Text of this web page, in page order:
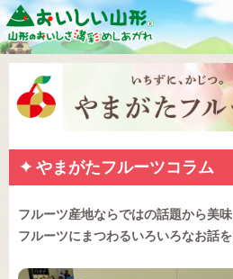
やまがたフルーツコラム
フルーツ産地ならではの話題から美
フルーツにまつわるいろいろなお話を